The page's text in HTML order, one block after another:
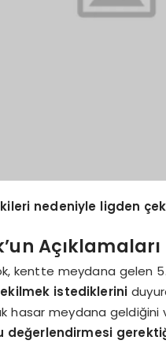
nedeniyle ligden
Açıklamaları
kentte meydana gelen
istediklerini
meydana geldiğini
değerlendirmesi